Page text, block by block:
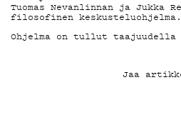
KIRJAUDU SISÄÄN
Tuomas Nevanlinnan ja Jukka
filosofinen keskusteluohjelma.
Ohjelma on tullut taajuudella
Jaa